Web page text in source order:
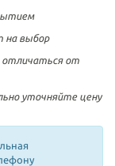
на выбор
отличаться от
уточняйте цену